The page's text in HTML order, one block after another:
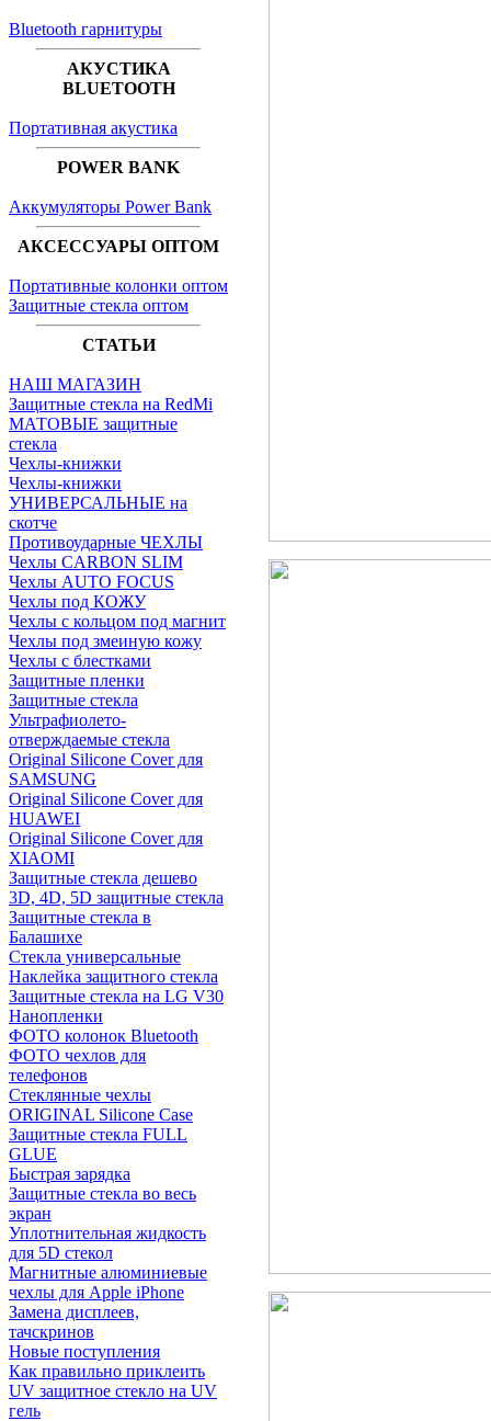
Bluetooth гарнитуры
АКУСТИКА
BLUETOOTH
Портативная акустика
POWER BANK
Аккумуляторы Power Bank
АКСЕССУАРЫ ОПТОМ
Портативные колонки оптом
Защитные стекла оптом
СТАТЬИ
НАШ МАГАЗИН
Защитные стекла на RedMi
МАТОВЫЕ защитные
стекла
Чехлы-книжки
Чехлы-книжки
УНИВЕРСАЛЬНЫЕ на
скотче
Противоударные ЧЕХЛЫ
Чехлы CARBON SLIM
Чехлы AUTO FOCUS
Чехлы под КОЖУ
Чехлы с кольцом под магнит
Чехлы под змеиную кожу
Чехлы с блестками
Защитные пленки
Защитные стекла
Ультрафиолето-
отверждаемые стекла
Original Silicone Cover для
SAMSUNG
Original Silicone Cover для
HUAWEI
Original Silicone Cover для
XIAOMI
Защитные стекла дешево
3D, 4D, 5D защитные стекла
Защитные стекла в
Балашихе
Стекла универсальные
Наклейка защитного стекла
Защитные стекла на LG V30
Нанопленки
ФОТО колонок Bluetooth
ФOTO чехлов для
телефонов
Стеклянные чехлы
ORIGINAL Silicone Case
Защитные стекла FULL
GLUE
Быстрая зарядка
Защитные стекла во весь
экран
Уплотнительная жидкость
для 5D стекол
Магнитные алюминиевые
чехлы для Apple iPhone
Замена дисплеев,
тачскринов
Новые поступления
Как правильно приклеить
UV защитное стекло на UV
гель